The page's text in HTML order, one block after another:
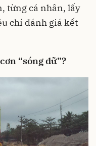
từng cá nhân, lấy
chí đánh giá kết
“sóng dữ”?